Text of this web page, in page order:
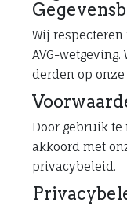
Wij
AVG-
derden op onze
Door gebruik te
akkoord met
privacybeleid.